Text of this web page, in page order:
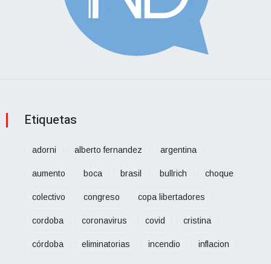
Etiquetas
adorni alberto fernandez argentina
aumento boca brasil bullrich choque
colectivo congreso copa libertadores
cordoba coronavirus covid cristina
córdoba eliminatorias incendio inflacion